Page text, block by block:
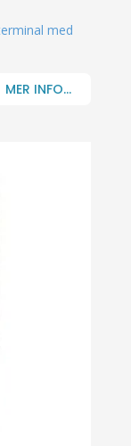
med
MER INFO...